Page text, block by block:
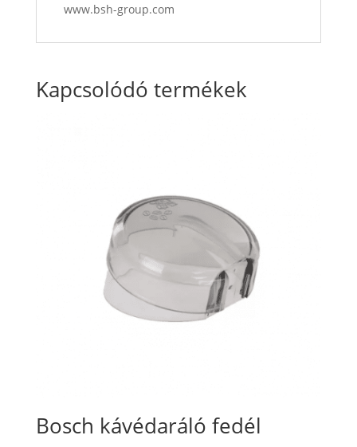
www.bsh-group.com
Kapcsolódó termékek
Bosch kávédaráló fedél